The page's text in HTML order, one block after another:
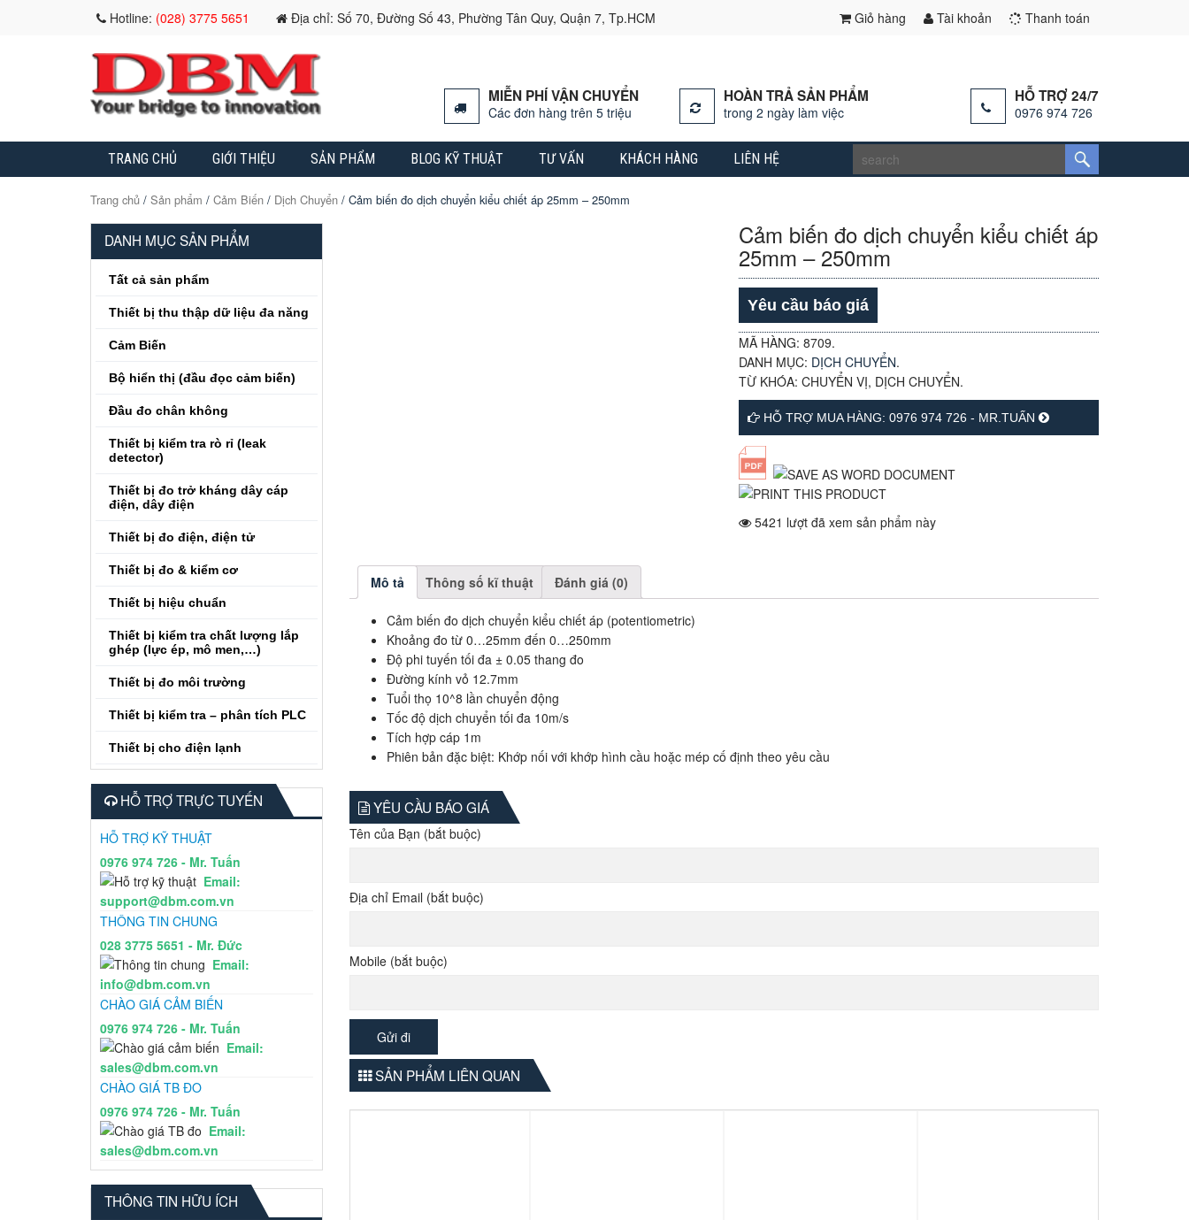
Hotline: (028) 3775 5651 Địa chỉ: Số 70, Đường Số 43, Phường Tân Quy, Quận 7, Tp.HCM Giỏ hàng Tài khoản Thanh toán
MIỄN PHÍ VẬN CHUYỂN
Các đơn hàng trên 5 triệu
HOÀN TRẢ SẢN PHẨM
trong 2 ngày làm việc
HỖ TRỢ 24/7
0976 974 726
TRANG CHỦ GIỚI THIỆU SẢN PHẨM BLOG KỸ THUẬT TƯ VẤN KHÁCH HÀNG LIÊN HỆ
Trang chủ / Sản phẩm / Cảm Biến / Dịch Chuyển / Cảm biến đo dịch chuyển kiểu chiết áp 25mm – 250mm
DANH MỤC SẢN PHẨM
Tất cả sản phẩm
Thiết bị thu thập dữ liệu đa năng
Cảm Biến
Bộ hiển thị (đầu đọc cảm biến)
Đầu đo chân không
Thiết bị kiểm tra rò rỉ (leak
detector)
Thiết bị đo trở kháng dây cáp
điện, dây điện
Thiết bị đo điện, điện tử
Thiết bị đo & kiểm cơ
Thiết bị hiệu chuẩn
Thiết bị kiểm tra chất lượng lắp
ghép (lực ép, mô men,…)
Thiết bị đo môi trường
Thiết bị kiểm tra – phân tích PLC
Thiết bị cho điện lạnh
HỖ TRỢ TRỰC TUYẾN
HỖ TRỢ KỸ THUẬT
0976 974 726 - Mr. Tuấn
Email:
support@dbm.com.vn
THÔNG TIN CHUNG
028 3775 5651 - Mr. Đức
Email:
info@dbm.com.vn
CHÀO GIÁ CẢM BIẾN
0976 974 726 - Mr. Tuấn
Email:
sales@dbm.com.vn
CHÀO GIÁ TB ĐO
0976 974 726 - Mr. Tuấn
Email:
sales@dbm.com.vn
THÔNG TIN HỮU ÍCH
Cảm biến đo dịch chuyển kiểu chiết áp
25mm – 250mm
Yêu cầu báo giá
MÃ HÀNG:8709.
DANH MỤC: DỊCH CHUYỂN.
TỪ KHÓA:CHUYỂN VỊ, DỊCH CHUYỂN.
HỖ TRỢ MUA HÀNG: 0976 974 726 - MR.TUẤN
5421 lượt đã xem sản phẩm này
Mô tả Thông số kĩ thuật Đánh giá (0)
Cảm biến đo dịch chuyển kiểu chiết áp (potentiometric)
Khoảng đo từ 0…25mm đến 0…250mm
Độ phi tuyến tối đa ± 0.05 thang đo
Đường kính vỏ 12.7mm
Tuổi thọ 10^8 lần chuyển động
Tốc độ dịch chuyển tối đa 10m/s
Tích hợp cáp 1m
Phiên bản đặc biệt: Khớp nối với khớp hình cầu hoặc mép cố định theo yêu cầu
YÊU CẦU BÁO GIÁ
Tên của Bạn (bắt buộc)
Địa chỉ Email (bắt buộc)
Mobile (bắt buộc)
SẢN PHẨM LIÊN QUAN